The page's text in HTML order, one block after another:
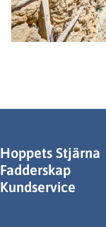
Hoppets Stjärna
Fadderskap
Kundservice